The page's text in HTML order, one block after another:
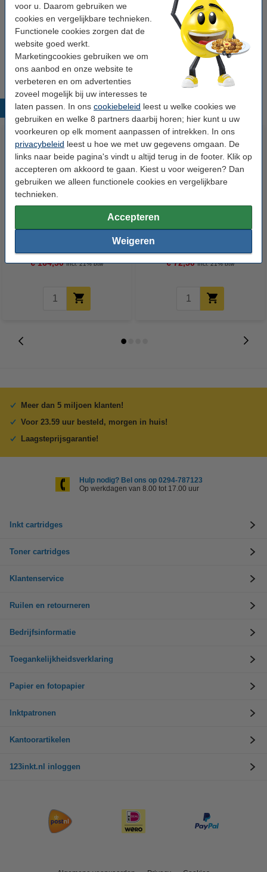
voor u. Daarom gebruiken we
cookies en vergelijkbare technieken.
Functionele cookies zorgen dat de
website goed werkt.
Marketingcookies gebruiken we om
ons aanbod en onze website te
verbeteren en om advertenties
zoveel mogelijk bij uw interesses te
laten passen. In ons cookiebeleid leest u welke cookies we
gebruiken en welke 8 partners daarbij horen; hier kunt u uw
voorkeuren op elk moment aanpassen of intrekken. In ons
privacybeleid leest u hoe we met uw gegevens omgaan. De
links naar beide pagina's vindt u altijd terug in de footer. Klik op
accepteren om akkoord te gaan. Kiest u voor weigeren? Dan
gebruiken we alleen functionele cookies en vergelijkbare
technieken.
Accepteren
Weigeren
Nummer: C-EXV 47 C
Tip
Wij adviseren u deze drum (het 123inkt huismerk) te nemen i.p.v. de
Canon-uitvoering.
Populaire producten
Canon aanbieding: C-EXV 47
€ 164,50 Incl. 21% btw
Canon C-EXV 47 BK drum zwart
€ 72,50 Incl. 21% btw
Meer dan 5 miljoen klanten!
Voor 23.59 uur besteld, morgen in huis!
Laagsteprijsgarantie!
Hulp nodig? Bel ons op 0294-787123
Op werkdagen van 8.00 tot 17.00 uur
Inkt cartridges
Toner cartridges
Klantenservice
Ruilen en retourneren
Bedrijfsinformatie
Toegankelijkheidsverklaring
Papier en fotopapier
Inktpatronen
Kantoorartikelen
123inkt.nl inloggen